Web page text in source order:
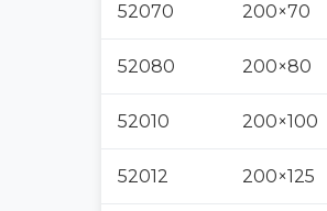
52070 200×70
52080 200×80
52010 200×100
52012 200×125